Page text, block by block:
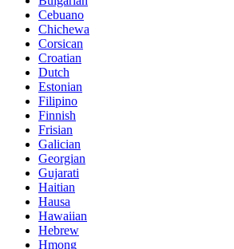
Cebuano
Chichewa
Corsican
Croatian
Dutch
Estonian
Filipino
Finnish
Frisian
Galician
Georgian
Gujarati
Haitian
Hausa
Hawaiian
Hebrew
Hmong